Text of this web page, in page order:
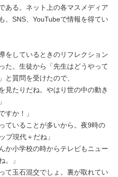
ある。ネット上の各マスメディア
、SNS、YouTubeで情報を得てい
をしているときのリフレクション
た。生徒から「先生はどうやって
と質問を受けたので、
見たりだね。やはり世の中の動き
すか！」
ていることが多いから。夜9時の
プ現代＋だね」
か小学校の時からテレビもニュー
。」
て玉石混交でしょ。裏が取れてい